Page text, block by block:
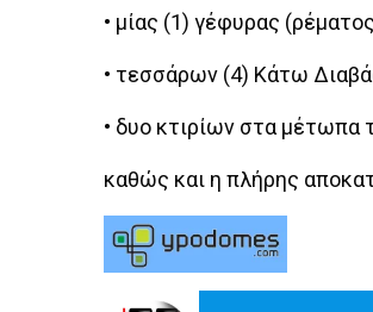
• μίας (1) γέφυρας
• τεσσάρων (4) Κάτω
• δυο κτιρίων στα μέτωπα
καθώς και η πλήρης